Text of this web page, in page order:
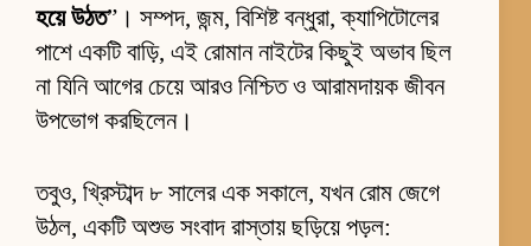
হয়ে উঠত”। সম্পদ, জন্ম, বিশিষ্ট বন্ধুরা, ক্যাপিটোলের
পাশে একটি বাড়ি, এই রোমান নাইটের কিছুই অভাব ছিল
না যিনি আগের চেয়ে আরও নিশ্চিত ও আরামদায়ক জীবন
উপভোগ করছিলেন।
তবুও, খ্রিস্টাব্দ ৮ সালের এক সকালে, যখন রোম জেগে
উঠল, একটি অশুভ সংবাদ রাস্তায় ছড়িয়ে পড়ল: